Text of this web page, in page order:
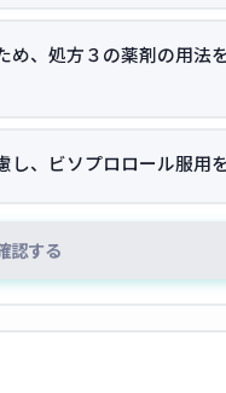
、処方３の薬剤の用法
、ビソプロロール服用
認する